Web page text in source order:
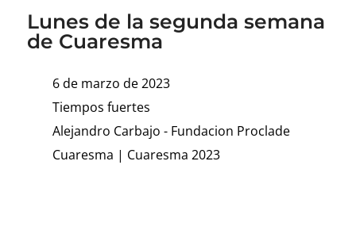
Lunes de la segunda semana
de Cuaresma
6 de marzo de 2023
Tiempos fuertes
Alejandro Carbajo - Fundacion Proclade
Cuaresma | Cuaresma 2023